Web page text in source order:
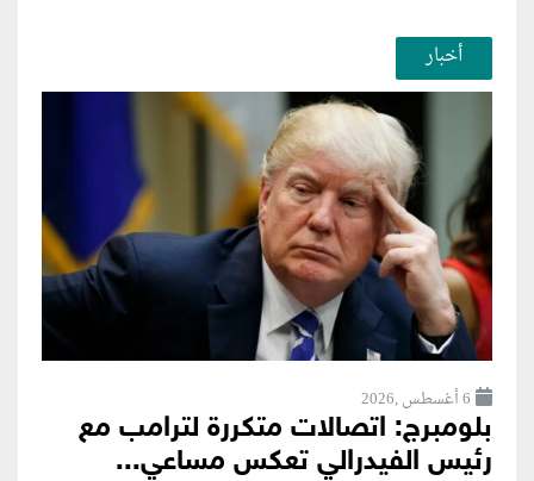
أخبار
6 أغسطس ,2026
بلومبرج: اتصالات متكررة لترامب مع
رئيس الفيدرالي تعكس مساعي...